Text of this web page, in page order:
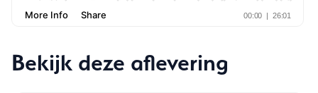
Bekijk deze aflevering